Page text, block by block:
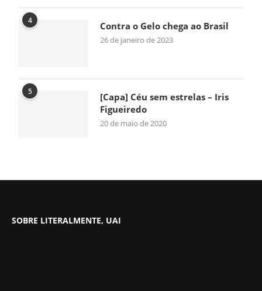
4 Contra o Gelo chega ao Brasil
26 de janeiro de 2023
5
[Capa] Céu sem estrelas – Iris
Figueiredo
20 de maio de 2020
SOBRE LITERALMENTE, UAI